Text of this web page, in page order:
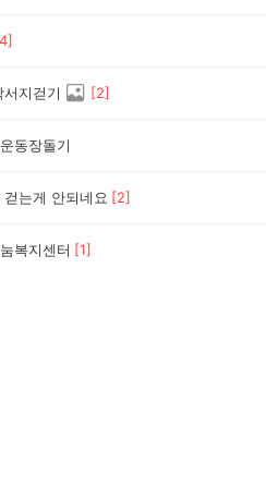
4]
지걷기 [2]
동장돌기
는게 안되네요 [2]
복지센터 [1]